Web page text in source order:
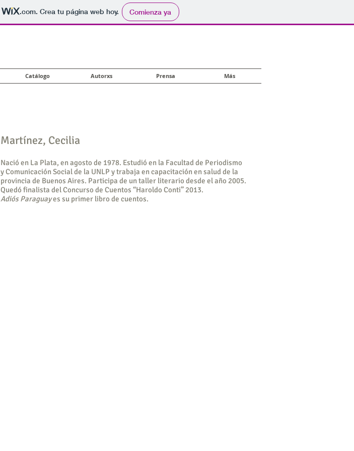
.com. Crea tu página web hoy. Comienza ya
Catálogo Autorxs Prensa Más
Martínez, Cecilia
Nació en La Plata, en agosto de 1978. Estudió en la Facultad de Periodismo
y Comunicación Social de la UNLP y trabaja en capacitación en salud de la
provincia de Buenos Aires. Participa de un taller literario desde el año 2005.
Quedó finalista del Concurso de Cuentos “Haroldo Conti” 2013.
Adiós Paraguayes su primer libro de cuentos.